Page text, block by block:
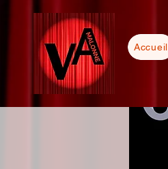
Accueil